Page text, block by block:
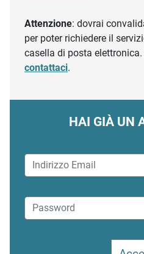
Attenzione: dovrai
per poter richiedere il
casella di posta
contattaci.
HAI GIÀ UN